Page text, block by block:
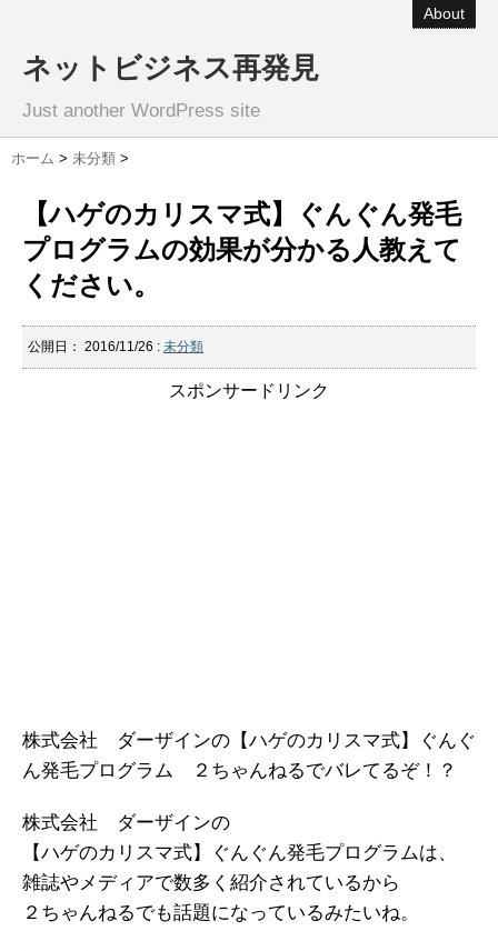
About
ネットビジネス再発見
Just another WordPress site
ホーム > 未分類 >
【ハゲのカリスマ式】ぐんぐん発毛
プログラムの効果が分かる人教えて
ください。
公開日： 2016/11/26 : 未分類
スポンサードリンク
株式会社 ダーザインの【ハゲのカリスマ式】ぐんぐ
ん発毛プログラム ２ちゃんねるでバレてるぞ！？
株式会社 ダーザインの
【ハゲのカリスマ式】ぐんぐん発毛プログラムは、
雑誌やメディアで数多く紹介されているから
２ちゃんねるでも話題になっているみたいね。